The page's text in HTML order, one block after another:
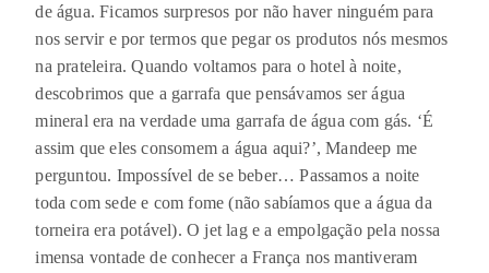
de água. Ficamos surpresos por não haver ninguém para
nos servir e por termos que pegar os produtos nós mesmos
na prateleira. Quando voltamos para o hotel à noite,
descobrimos que a garrafa que pensávamos ser água
mineral era na verdade uma garrafa de água com gás. ‘É
assim que eles consomem a água aqui?’, Mandeep me
perguntou. Impossível de se beber… Passamos a noite
toda com sede e com fome (não sabíamos que a água da
torneira era potável). O jet lag e a empolgação pela nossa
imensa vontade de conhecer a França nos mantiveram